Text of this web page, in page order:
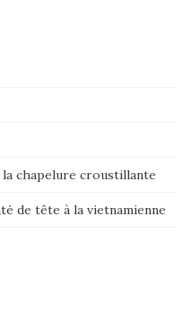
chapelure croustillante
de tête à la vietnamienne